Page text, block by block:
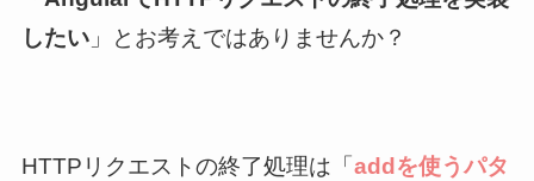
したい」とお考えではありませんか？
HTTPリクエストの終了処理は「 addを使うパタ